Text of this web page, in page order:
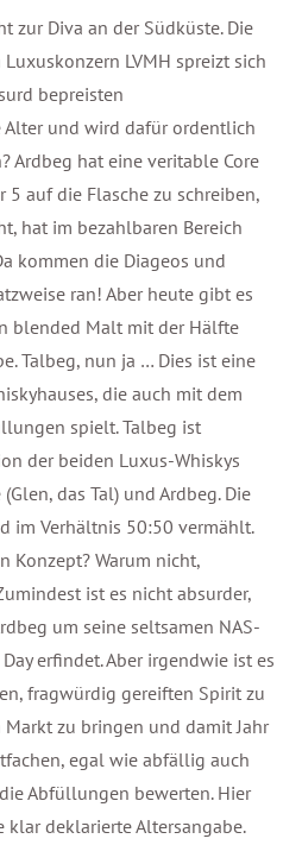
zur Diva an der Südküste. Die
LVMH spreizt sich
bepreisten
und wird dafür ordentlich
Ardbeg hat eine veritable Core
5 auf die Flasche zu schreiben,
hat im bezahlbaren Bereich
kommen die Diageos und
ran! Aber heute gibt es
blended Malt mit der Hälfte
Talbeg, nun ja … Dies ist eine
die auch mit dem
spielt. Talbeg ist
der beiden Luxus-Whiskys
das Tal) und Ardbeg. Die
im Verhältnis 50:50 vermählt.
Konzept? Warum nicht,
ist es nicht absurder,
um seine seltsamen NAS-
erfindet. Aber irgendwie ist es
fragwürdig gereiften Spirit zu
zu bringen und damit Jahr
egal wie abfällig auch
Abfüllungen bewerten. Hier
deklarierte Altersangabe.